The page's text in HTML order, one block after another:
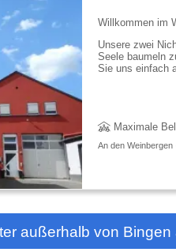
Willkommen im
Unsere zwei
Seele baumeln
Sie uns einfach
Maximale
An den Weinbergen
außerhalb von Bingen